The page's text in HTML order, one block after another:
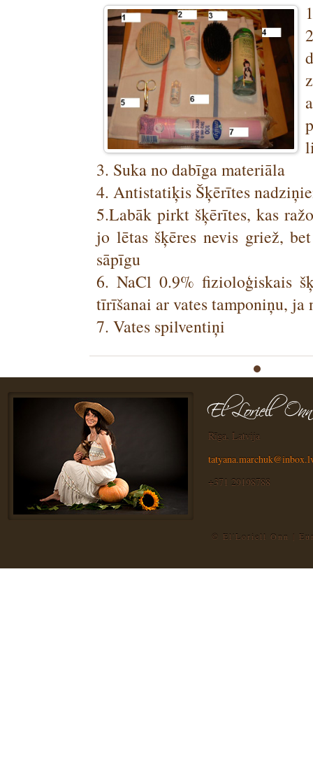
3. Suka no dabīga materiāla
4. Antistatiķis Šķērītes
5.Labāk pirkt šķērītes, kas
jo lētas šķēres nevis griež,
sāpīgu
6. NaCl 0.9% fizioloģiskais
tīrīšanai ar vates tamponiņu, ja
7. Vates spilventiņi
Rīga, Latvija
+371 29198788
© El'Loriell Onn |